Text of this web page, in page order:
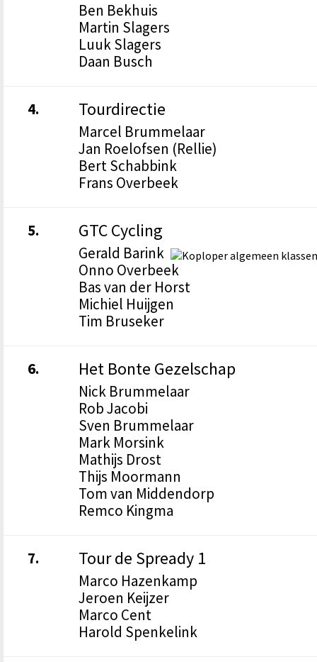
Ben Bekhuis
Martin Slagers
Luuk Slagers
Daan Busch
4. Tourdirectie
Marcel Brummelaar
Jan Roelofsen (Rellie)
Bert Schabbink
Frans Overbeek
5. GTC Cycling
Gerald Barink
Onno Overbeek
Bas van der Horst
Michiel Huijgen
Tim Bruseker
6. Het Bonte Gezelschap
Nick Brummelaar
Rob Jacobi
Sven Brummelaar
Mark Morsink
Mathijs Drost
Thijs Moormann
Tom van Middendorp
Remco Kingma
7. Tour de Spready 1
Marco Hazenkamp
Jeroen Keijzer
Marco Cent
Harold Spenkelink